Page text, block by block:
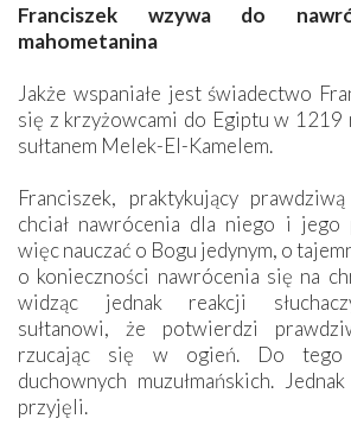
Franciszek wzywa do
mahometanina
Jakże wspaniałe jest świadectwo
się z krzyżowcami do Egiptu w 1219
sułtanem Melek-El-Kamelem.
Franciszek, praktykujący
chciał nawrócenia dla niego i jego
więc nauczać o Bogu jedynym, o
o konieczności nawrócenia się na
widząc jednak reakcji
sułtanowi, że potwierdzi
rzucając się w ogień. Do tego
duchownych muzułmańskich.
przyjęli.